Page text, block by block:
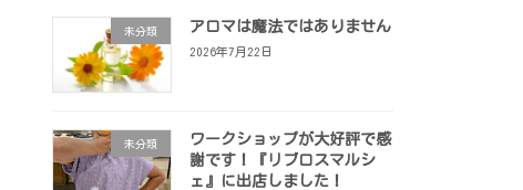
未分類 アロマは魔法ではありません
2026年7月22日
未分類
ワークショップが大好評で感
謝です！『リブロスマルシ
ェ』に出店しました！